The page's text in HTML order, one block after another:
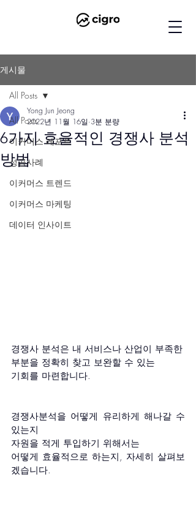
게시물
All Posts
이커머스 레포트
성공사례
이커머스 트렌드
이커머스 마케팅
데이터 인사이트
All Posts
6가지 효율적인 경쟁사 분석
방법
Yong Jun Jeong
2022년 11월 16일 3분 분량
경쟁사 분석은 내 서비스나 산업이 부족한
부분을 정확히 찾고 보완할 수 있는
기회를 마련합니다.
경쟁사분석을 어떻게 유리하게 해나갈 수
있는지
자원을 적게 투입하기 위해서는
어떻게 효율적으로 하는지, 자세히 살펴보
겠습니다.